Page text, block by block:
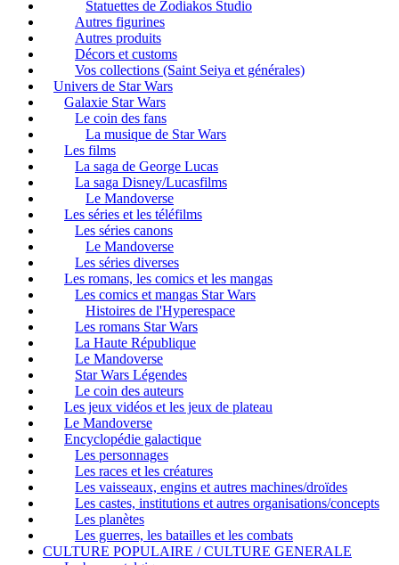
Statuettes de Zodiakos Studio
Autres figurines
Autres produits
Décors et customs
Vos collections (Saint Seiya et générales)
Univers de Star Wars
Galaxie Star Wars
Le coin des fans
La musique de Star Wars
Les films
La saga de George Lucas
La saga Disney/Lucasfilms
Le Mandoverse
Les séries et les téléfilms
Les séries canons
Le Mandoverse
Les séries diverses
Les romans, les comics et les mangas
Les comics et mangas Star Wars
Histoires de l'Hyperespace
Les romans Star Wars
La Haute République
Le Mandoverse
Star Wars Légendes
Le coin des auteurs
Les jeux vidéos et les jeux de plateau
Le Mandoverse
Encyclopédie galactique
Les personnages
Les races et les créatures
Les vaisseaux, engins et autres machines/droïdes
Les castes, institutions et autres organisations/concepts
Les planètes
Les guerres, les batailles et les combats
CULTURE POPULAIRE / CULTURE GENERALE